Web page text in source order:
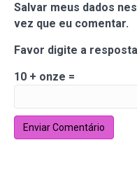
Salvar meus dados
vez que eu comentar.
Favor digite a
10 + onze =